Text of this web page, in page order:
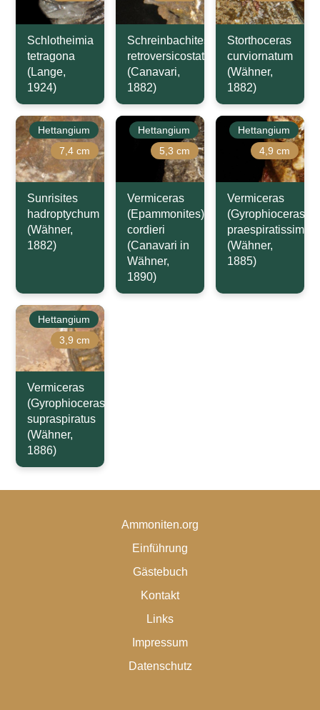
Schlotheimia
tetragona
(Lange,
1924)
Schreinbachites
retroversicostatus
(Canavari,
1882)
Storthoceras
curviornatum
(Wähner,
1882)
Hettangium
7,4 cm
Sunrisites
hadroptychum
(Wähner,
1882)
Hettangium
5,3 cm
Vermiceras
(Epammonites)
cordieri
(Canavari in
Wähner,
1890)
Hettangium
4,9 cm
Vermiceras
(Gyrophioceras)
praespiratissimus
(Wähner,
1885)
Hettangium
3,9 cm
Vermiceras
(Gyrophioceras)
supraspiratus
(Wähner,
1886)
Ammoniten.org
Einführung
Gästebuch
Kontakt
Links
Impressum
Datenschutz